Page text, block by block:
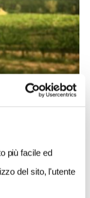
più facile ed
del sito, l'utente
si